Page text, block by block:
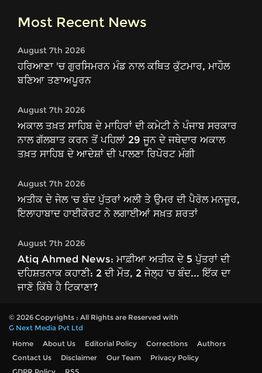
Most Recent News
August 7th 2026
ਹਰਿਆਣਾ 'ਚ ਗੁਰਸਿਮਰਨ ਮੰਡ ਨਾਲ ਕਥਿਤ ਕੁੱਟਮਾਰ, ਮਾਹੌਲ
ਬਣਿਆ ਤਣਾਅਪੂਰਨ
August 7th 2026
ਅਕਾਲ ਤਖ਼ਤ ਸਾਹਿਬ ਦੇ ਮਾਹਿਰਾਂ ਦੀ ਕਮੇਟੀ ਨੇ ਪੰਜਾਬ ਸਰਕਾਰ
ਨਾਲ ਗੱਲਬਾਤ ਕਰਨ ਤੋਂ ਪਹਿਲਾਂ 29 ਜੂਨ ਦੇ ਜਥੇਦਾਰ ਅਕਾਲ
ਤਖ਼ਤ ਸਾਹਿਬ ਦੇ ਆਦੇਸ਼ਾਂ ਦੀ ਪਾਲਣਾ ਰਿਪੋਰਟ ਮੰਗੀ
August 7th 2026
ਅਤੀਕ ਦੇ ਜੇਲ 'ਚ ਬੰਦ ਪੁੱਤਰਾਂ ਅਲੀ ਤੇ ਉਮਰ ਦੀ ਪੈਰੋਲ ਮਨਜ਼ੂਰ,
ਇਲਾਹਾਬਾਦ ਹਾਈਕੋਰਟ ਨੇ ਲਗਾਈਆਂ ਸਖ਼ਤ ਸ਼ਰਤਾਂ
August 7th 2026
Atiq Ahmed News: ਮਾਫ਼ੀਆ ਅਤੀਕ ਦੇ 5 ਪੁੱਤਰਾਂ ਦੀ
ਦਹਿਸ਼ਤਨਾਕ ਕਹਾਣੀ: 2 ਦੀ ਮੌਤ, 2 ਜੇਲ੍ਹ 'ਚ ਬੰਦ... ਇੱਕ ਦਾ
ਜਾਣੋ ਕਿੱਥੇ ਹੈ ਟਿਕਾਣਾ?
© 2026 Copyrights : All Rights are Reserved with
G Next Media Pvt Ltd
Home
About Us Editorial Policy Corrections
Authors
Contact Us
Disclaimer Our Team
Privacy Policy